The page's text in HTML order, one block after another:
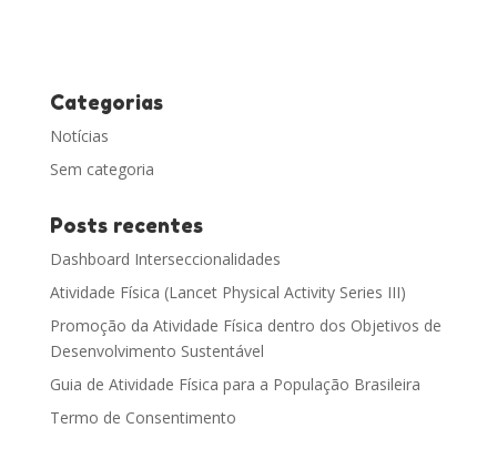
Categorias
Notícias
Sem categoria
Posts recentes
Dashboard Interseccionalidades
Atividade Física (Lancet Physical Activity Series III)
Promoção da Atividade Física dentro dos Objetivos de
Desenvolvimento Sustentável
Guia de Atividade Física para a População Brasileira
Termo de Consentimento